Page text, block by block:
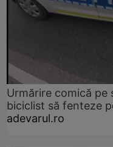
Urmărire comică pe
biciclist să fenteze
adevarul.ro